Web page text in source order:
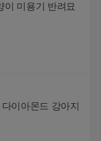
이 미용기 반려묘
이아몬드 강아지